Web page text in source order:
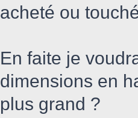
acheté ou
En faite je
dimensions en
plus grand ?